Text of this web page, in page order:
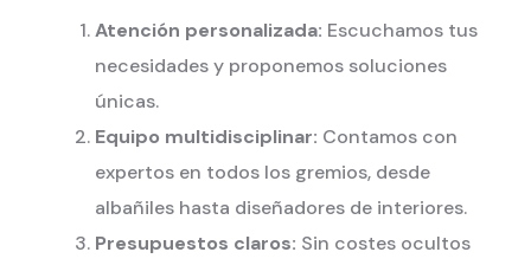
Atención personalizada: Escuchamos tus
necesidades y proponemos soluciones
únicas.
Equipo multidisciplinar: Contamos con
expertos en todos los gremios, desde
albañiles hasta diseñadores de interiores.
Presupuestos claros: Sin costes ocultos